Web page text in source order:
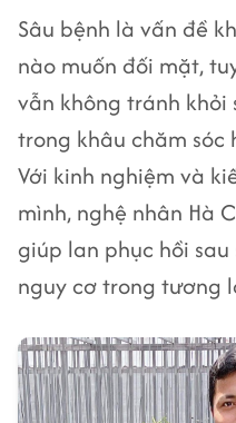
Sâu bệnh là vấn đề
nào muốn đối mặt,
vẫn không tránh khỏi
trong khâu chăm
Với kinh nghiệm và
mình, nghệ nhân Hà
giúp lan phục hồi
nguy cơ trong tương